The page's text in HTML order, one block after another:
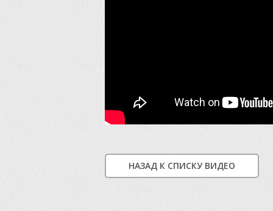
НАЗАД К СПИСКУ ВИДЕО